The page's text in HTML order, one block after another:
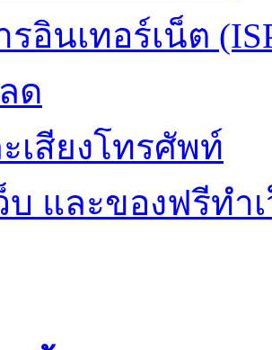
อินเทอร์เน็ต
ด
เสียงโทรศัพท์
บ และของฟรีทำ